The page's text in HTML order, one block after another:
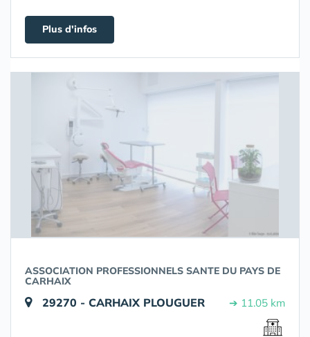
Plus d'infos
ASSOCIATION PROFESSIONNELS SANTE DU PAYS DE
CARHAIX
29270 - CARHAIX PLOUGUER ➔ 11.05 km